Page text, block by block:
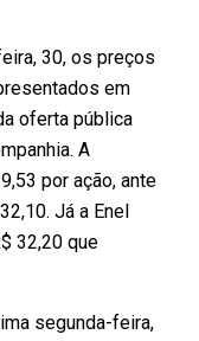
30, os preços
em
oferta pública
A
por ação, ante
Já a Enel
32,20 que
segunda-feira,